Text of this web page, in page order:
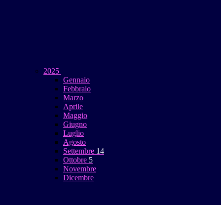
2025
Gennaio
Febbraio
Marzo
Aprile
Maggio
Giugno
Luglio
Agosto
Settembre 14
Ottobre 5
Novembre
Dicembre